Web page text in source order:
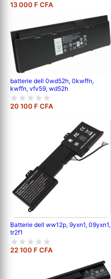
13 000 F CFA
batterie dell 0wd52h, 0kwffn,
kwffn, vfv59, wd52h
20 100 F CFA
Batterie dell ww12p, 9yxn1, 09yxn1,
tr2f1
22 100 F CFA